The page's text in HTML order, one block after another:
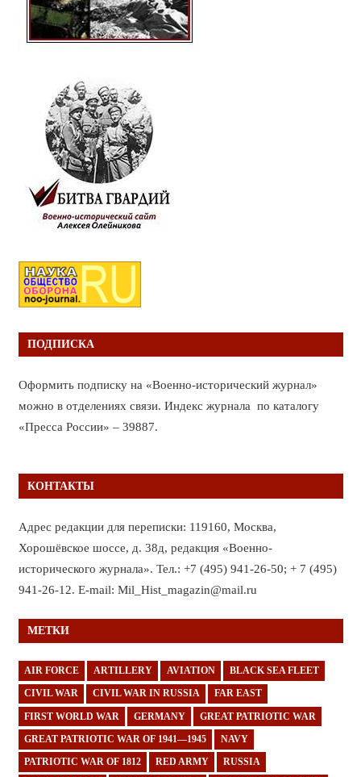
ПОДПИСКА
Оформить подписку на «Военно-исторический журнал»
можно в отделениях связи. Индекс журнала по каталогу
«Пресса России» – 39887.
КОНТАКТЫ
Адрес редакции для переписки: 119160, Москва,
Хорошёвское шоссе, д. 38д, редакция «Военно-
исторического журнала». Тел.: +7 (495) 941-26-50; + 7 (495)
941-26-12. E-mail: Mil_Hist_magazin@mail.ru
МЕТКИ
AIR FORCE ARTILLERY AVIATION BLACK SEA FLEET
CIVIL WAR CIVIL WAR IN RUSSIA FAR EAST
FIRST WORLD WAR GERMANY GREAT PATRIOTIC WAR
GREAT PATRIOTIC WAR OF 1941—1945 NAVY
PATRIOTIC WAR OF 1812 RED ARMY RUSSIA